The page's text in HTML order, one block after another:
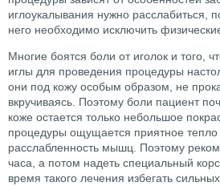
иглоукалывания нужно расслабиться,
него необходимо исключить
Многие боятся боли от иголок и того,
иглы для проведения процедуры
они под кожу особым образом, не
вкручиваясь. Поэтому боли пациент
коже остается только небольшое
процедуры ощущается приятное тепло
расслабленность мышц. Поэтому
часа, а потом надеть специальный
время такого лечения избегать